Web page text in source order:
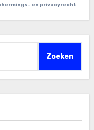
en privacyrecht